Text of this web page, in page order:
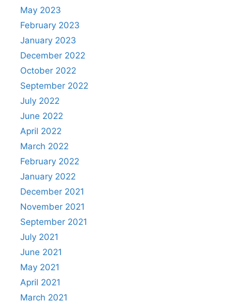
May 2023
February 2023
January 2023
December 2022
October 2022
September 2022
July 2022
June 2022
April 2022
March 2022
February 2022
January 2022
December 2021
November 2021
September 2021
July 2021
June 2021
May 2021
April 2021
March 2021